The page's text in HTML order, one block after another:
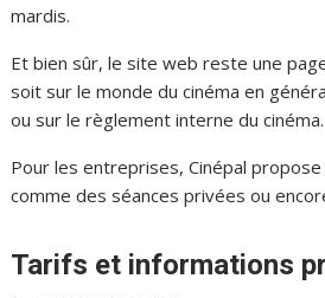
mardis.
Et bien sûr, le site web reste une
soit sur le monde du cinéma en
ou sur le règlement interne du cinéma.
Pour les entreprises, Cinépal
comme des séances privées ou
Tarifs et informations